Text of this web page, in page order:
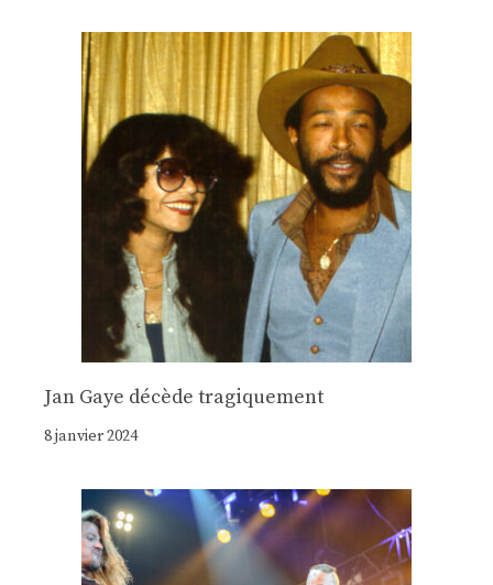
Jan Gaye décède tragiquement
8 janvier 2024